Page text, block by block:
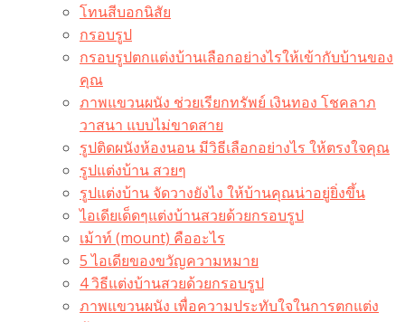
โทนสีบอกนิสัย
กรอบรูป
กรอบรูปตกแต่งบ้านเลือกอย่างไรให้เข้ากับบ้านของ
คุณ
ภาพแขวนผนัง ช่วยเรียกทรัพย์ เงินทอง โชคลาภ
วาสนา แบบไม่ขาดสาย
รูปติดผนังห้องนอน มีวิธีเลือกอย่างไร ให้ตรงใจคุณ
รูปแต่งบ้าน สวยๆ
รูปแต่งบ้าน จัดวางยังไง ให้บ้านคุณน่าอยู่ยิ่งขึ้น
ไอเดียเด็ดๆแต่งบ้านสวยด้วยกรอบรูป
เม้าท์ (mount) คืออะไร​
5 ไอเดียของขวัญความหมาย
4 วิธีแต่งบ้านสวยด้วยกรอบรูป
ภาพแขวนผนัง เพื่อความประทับใจในการตกแต่ง